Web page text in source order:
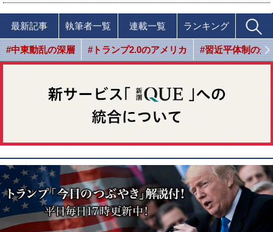
最新記事 執筆者一覧 連載一覧 ランキング
#中東動乱の深層 #トランプ2.0のアメリカ #習近平体制の光